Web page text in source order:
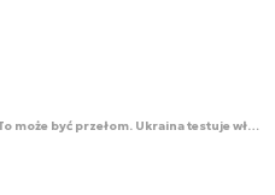
To może być przełom. Ukraina testuje własną bombę kierowaną